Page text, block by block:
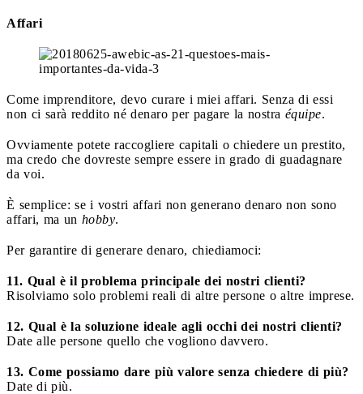
Affari
Come imprenditore, devo curare i miei affari. Senza di essi
non ci sarà reddito né denaro per pagare la nostra équipe.
Ovviamente potete raccogliere capitali o chiedere un prestito,
ma credo che dovreste sempre essere in grado di guadagnare
da voi.
È semplice: se i vostri affari non generano denaro non sono
affari, ma un hobby.
Per garantire di generare denaro, chiediamoci:
11. Qual è il problema principale dei nostri clienti?
Risolviamo solo problemi reali di altre persone o altre imprese.
12. Qual è la soluzione ideale agli occhi dei nostri clienti?
Date alle persone quello che vogliono davvero.
13. Come possiamo dare più valore senza chiedere di più?
Date di più.